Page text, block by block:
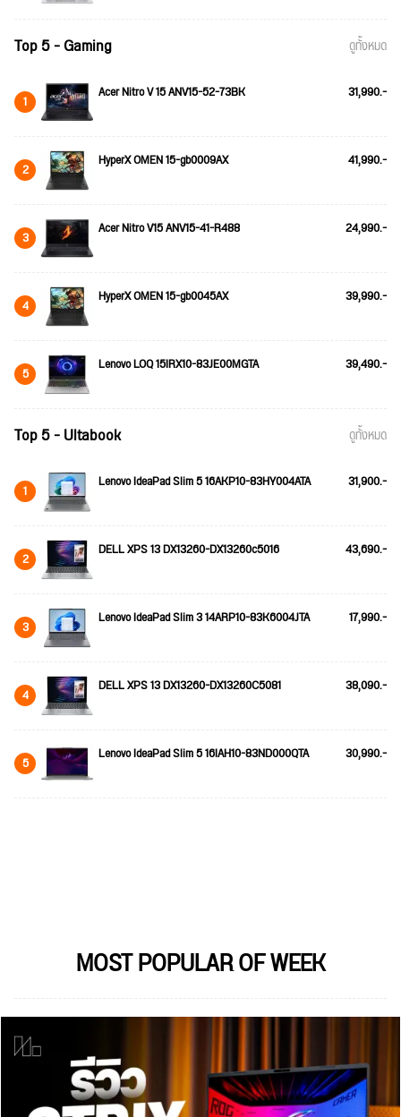
Top 5 - Gaming ดูทั้งหมด
1 Acer Nitro V 15 ANV15-52-73BK 31,990.-
2 HyperX OMEN 15-gb0009AX 41,990.-
3 Acer Nitro V15 ANV15-41-R488 24,990.-
4 HyperX OMEN 15-gb0045AX 39,990.-
5 Lenovo LOQ 15IRX10-83JE00MGTA 39,490.-
Top 5 - Ultabook ดูทั้งหมด
1 Lenovo IdeaPad Slim 5 16AKP10-83HY004ATA 31,900.-
2 DELL XPS 13 DX13260-DX13260c5016 43,690.-
3 Lenovo IdeaPad Slim 3 14ARP10-83K6004JTA 17,990.-
4 DELL XPS 13 DX13260-DX13260C5081 38,090.-
5 Lenovo IdeaPad Slim 5 16IAH10-83ND000QTA 30,990.-
MOST POPULAR OF WEEK